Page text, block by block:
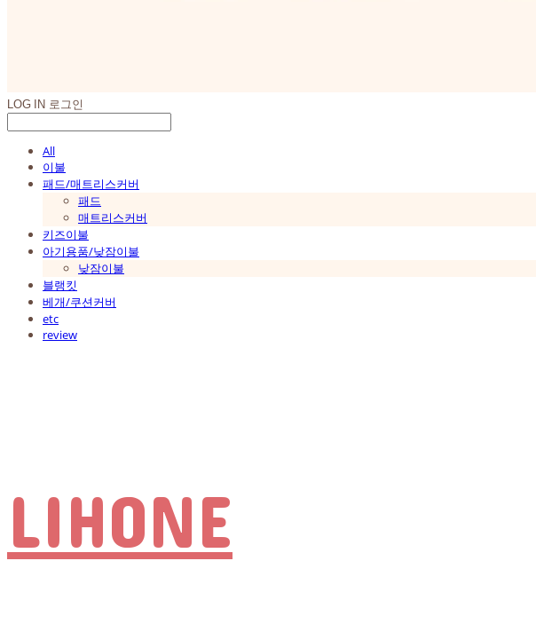
LOG IN 로그인
All
이불
패드/매트리스커버
패드
매트리스커버
키즈이불
아기용품/낮잠이불
낮잠이불
블랭킷
베개/쿠션커버
etc
review
LIHONE